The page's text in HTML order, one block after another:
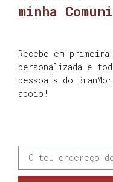
minha
Recebe em primeira
personalizada e
pessoais do
apoio!